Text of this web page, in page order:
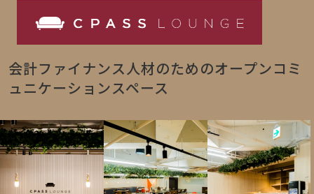
会計ファイナンス人材のためのオープンコミ
ュニケーションスペース